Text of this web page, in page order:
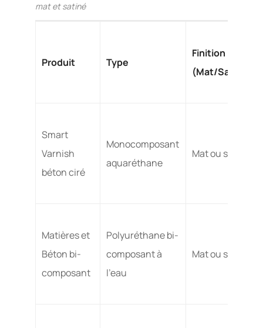
mat et satiné
Produit Type
Finition
(Mat/Satiné)
Smart
Varnish
béton ciré
Monocomposant
aquaréthane
Mat ou satiné
Matières et
Béton bi-
composant
Polyuréthane bi-
composant à
l’eau
Mat ou satiné